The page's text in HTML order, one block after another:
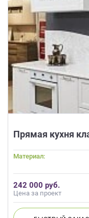
Прямая кухня
Материал:
242 000 руб.
Цена за проект